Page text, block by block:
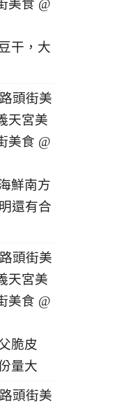
干，大
鮮南方
還有合
脆皮
量大